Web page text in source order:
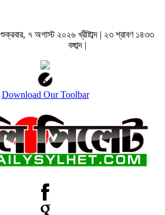
শুক্রবার, ৭ অগাস্ট ২০২৬ খ্রীষ্টাব্দ | ২৩ শ্রাবণ ১৪৩৩
বঙ্গাব্দ |
Download Our Toolbar